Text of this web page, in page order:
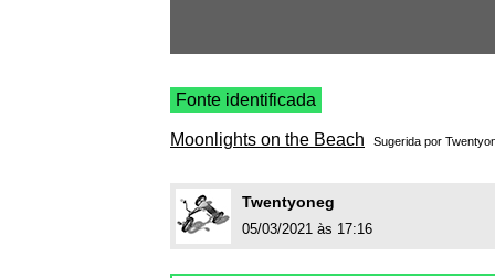
Fonte identificada
Moonlights on the Beach Sugerida por
Twentyoneg
05/03/2021 às 17:16